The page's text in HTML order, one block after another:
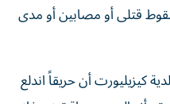
قتلى أو ​مصابين ‌أو مدى
كيزيليورت ‌أن حريقاً ⁠اندلع